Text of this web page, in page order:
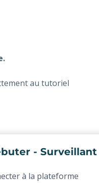
au tutoriel
- Surveillant
à la plateforme